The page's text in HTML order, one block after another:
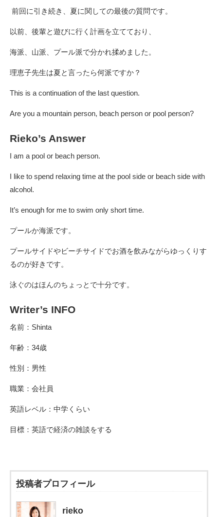
前回に引き続き、夏に関しての最後の質問です。
以前、後輩と遊びに行く計画を立てており、
海派、山派、プール派で分かれ揉めました。
理恵子先生は夏と言ったら何派ですか？
This is a continuation of the last question.
Are you a mountain person, beach person or pool person?
Rieko’s Answer
I am a pool or beach person.
I like to spend relaxing time at the pool side or beach side with
alcohol.
It’s enough for me to swim only short time.
プールか海派です。
プールサイドやビーチサイドでお酒を飲みながらゆっくりす
るのが好きです。
泳ぐのはほんのちょっとで十分です。
Writer’s INFO
名前：Shinta
年齢：34歳
性別：男性
職業：会社員
英語レベル：中学くらい
目標：英語で経済の雑談をする
投稿者プロフィール
rieko